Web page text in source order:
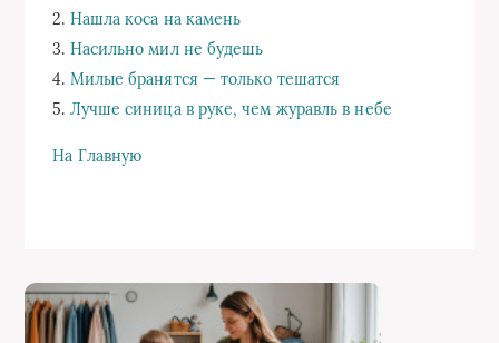
2. Нашла коса на камень
3. Насильно мил не будешь
4. Милые бранятся — только тешатся
5. Лучше синица в руке, чем журавль в небе
На Главную